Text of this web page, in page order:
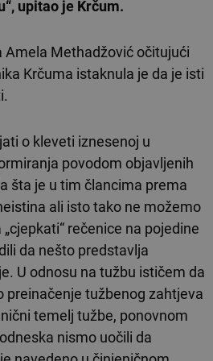
upitao je Krčum.
Amela Methadžović očitujući
Krčuma istaknula je da je isti
o kleveti iznesenoj u
povodom objavljenih
šta je u tim člancima prema
ali isto tako ne možemo
rečenice na pojedine
da nešto predstavlja
U odnosu na tužbu ističem da
preinačenje tužbenog zahtjeva
temelj tužbe, ponovnom
nismo uočili da